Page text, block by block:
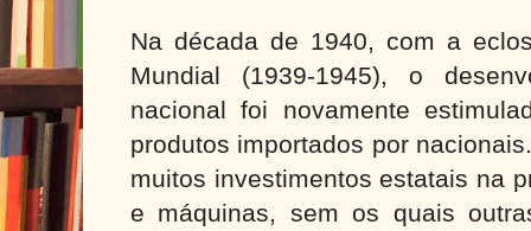
Na década de 1940, com a
Mundial (1939-1945), o
nacional foi novamente
produtos importados por
muitos investimentos estatais na
e máquinas, sem os quais